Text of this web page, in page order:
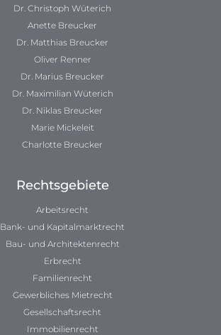
Dr. Christoph Wüterich
Anette Breucker
Dr. Matthias Breucker
Oliver Renner
Dr. Marius Breucker
Dr. Maximilian Wüterich
Dr. Niklas Breucker
Marie Mickeleit
Charlotte Breucker
Rechtsgebiete
Arbeitsrecht
Bank- und Kapitalmarktrecht
Bau- und Architektenrecht
Erbrecht
Familienrecht
Gewerbliches Mietrecht
Gesellschaftsrecht
Immobilienrecht